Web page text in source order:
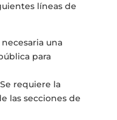
líneas de
una
para
requiere la
las secciones de